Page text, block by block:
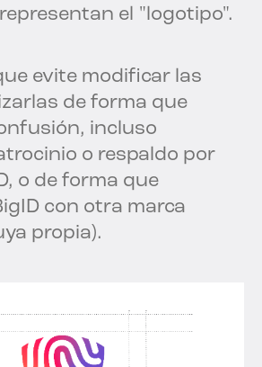
el "logotipo".
evite modificar las
de forma que
incluso
o respaldo por
o de forma que
con otra marca
propia).